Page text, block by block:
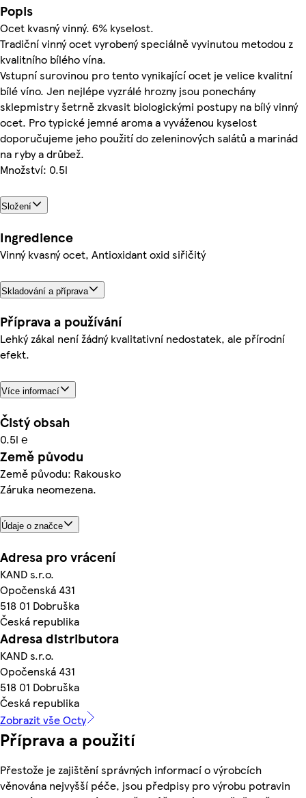
Popis
Ocet kvasný vinný. 6% kyselost.
Tradiční vinný ocet vyrobený speciálně vyvinutou metodou z
kvalitního bílého vína.
Vstupní surovinou pro tento vynikající ocet je velice kvalitní
bílé víno. Jen nejlépe vyzrálé hrozny jsou ponechány
sklepmistry šetrně zkvasit biologickými postupy na bílý vinný
ocet. Pro typické jemné aroma a vyváženou kyselost
doporučujeme jeho použití do zeleninových salátů a marinád
na ryby a drůbež.
Množství: 0.5l
Složení
Ingredience
Vinný kvasný ocet, Antioxidant oxid siřičitý
Skladování a příprava
Příprava a používání
Lehký zákal není žádný kvalitativní nedostatek, ale přírodní
efekt.
Více informací
Čistý obsah
0.5l ℮
Země původu
Země původu: Rakousko
Záruka neomezena.
Údaje o značce
Adresa pro vrácení
KAND s.r.o.
Opočenská 431
518 01 Dobruška
Česká republika
Adresa distributora
KAND s.r.o.
Opočenská 431
518 01 Dobruška
Česká republika
Zobrazit vše Octy
Příprava a použití
Přestože je zajištění správných informací o výrobcích
věnována nejvyšší péče, jsou předpisy pro výrobu potravin